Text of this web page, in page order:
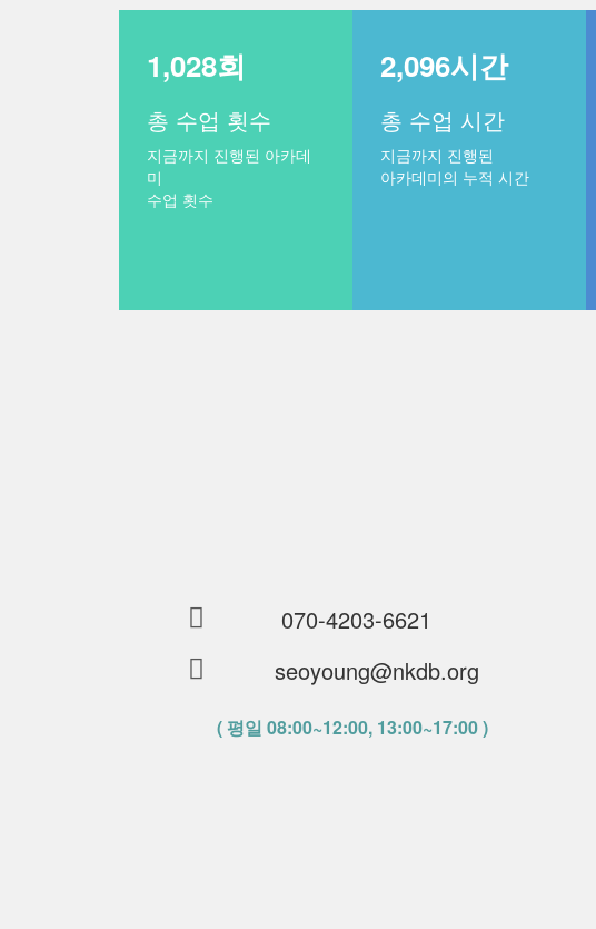
1,028회
총 수업 횟수
지금까지 진행된 아카데
미
수업 횟수
2,096시간
총 수업 시간
지금까지 진행된
아카데미의 누적 시간
070-4203-6621
seoyoung@nkdb.org
( 평일 08:00~12:00, 13:00~17:00 )